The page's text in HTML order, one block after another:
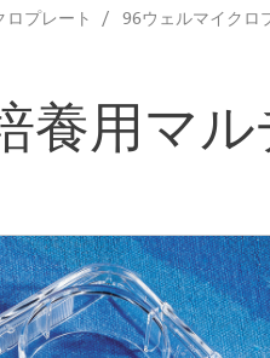
ロプレート 96ウェルマイクロ
養用マ